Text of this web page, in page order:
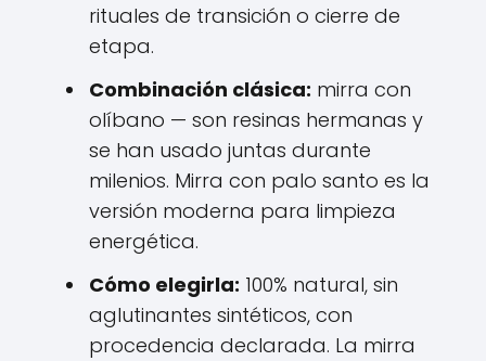
rituales de transición o cierre de
etapa.
Combinación clásica: mirra con
olíbano — son resinas hermanas y
se han usado juntas durante
milenios. Mirra con palo santo es la
versión moderna para limpieza
energética.
Cómo elegirla: 100% natural, sin
aglutinantes sintéticos, con
procedencia declarada. La mirra